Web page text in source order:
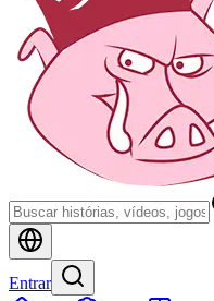
Entrar